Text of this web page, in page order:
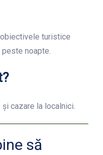
turistice
noapte.
cazare la localnici.
să